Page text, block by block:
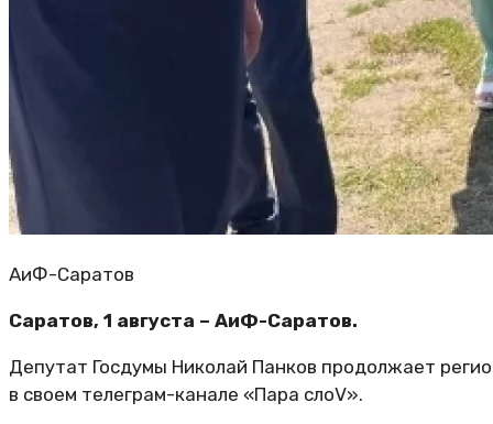
АиФ-Саратов
Саратов, 1 августа – АиФ-Саратов.
Депутат Госдумы Николай Панков продолжает
в своем телеграм-канале «Пара слоV».